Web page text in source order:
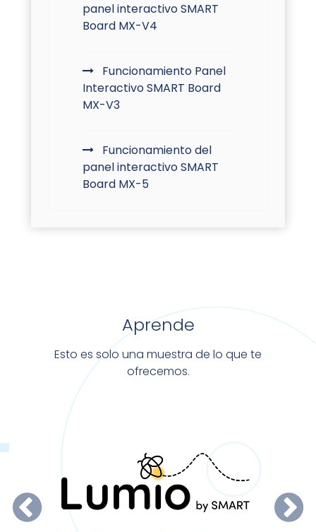
panel interactivo SMART
Board MX-V4
Funcionamiento Panel
Interactivo SMART Board
MX-V3
Funcionamiento del
panel interactivo SMART
Board MX-5
Aprende
Esto es solo una muestra de lo que te
ofrecemos.